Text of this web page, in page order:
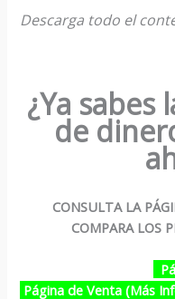
Descarga todo el
¿Ya sabes
de
CONSULTA LA
COMPARA LOS
Página de Venta (Más